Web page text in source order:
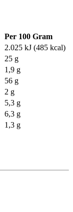
Per 100 Gram
2.025 kJ (485 kcal)
25 g
1,9 g
56 g
2 g
5,3 g
6,3 g
1,3 g